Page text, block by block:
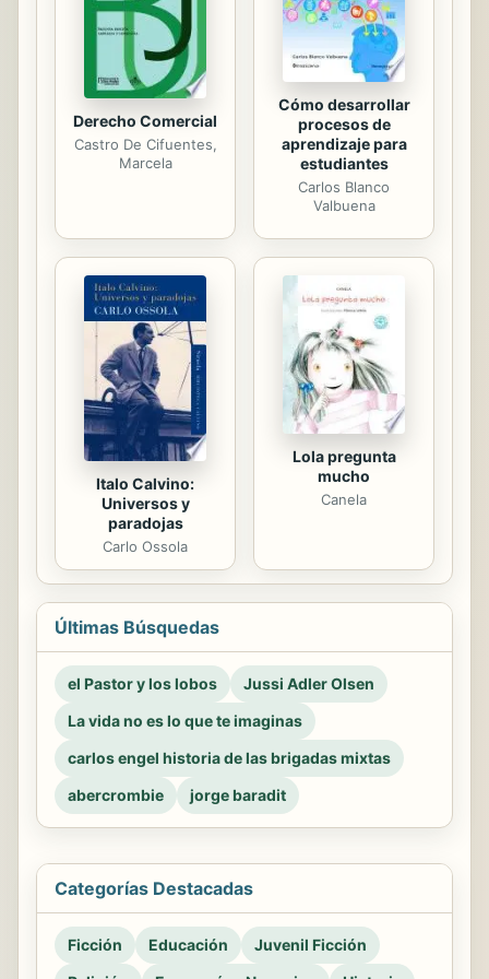
money and the notebooks, and then
he is locked...
Derecho Comercial
Castro De Cifuentes,
Marcela
Cómo desarrollar
procesos de
aprendizaje para
estudiantes
Carlos Blanco
Valbuena
Italo Calvino:
Universos y
paradojas
Carlo Ossola
Lola pregunta
mucho
Canela
Últimas Búsquedas
el Pastor y los lobos
Jussi Adler Olsen
La vida no es lo que te imaginas
carlos engel historia de las brigadas mixtas
abercrombie
jorge baradit
Categorías Destacadas
Ficción Educación
Juvenil Ficción